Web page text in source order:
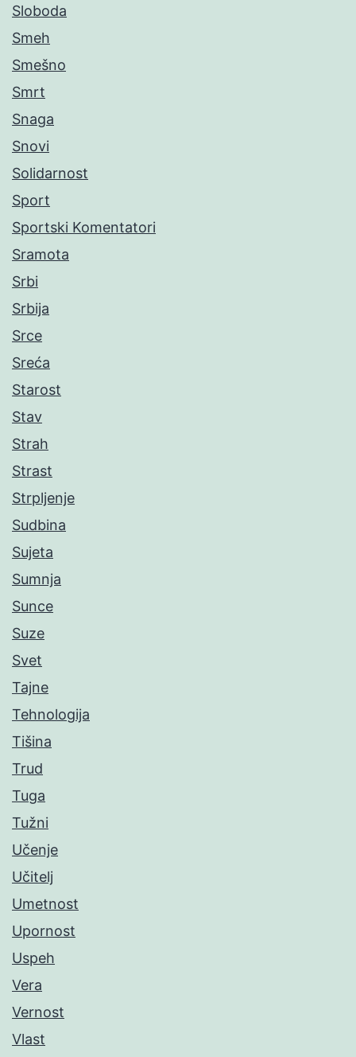
Sloboda
Smeh
Smešno
Smrt
Snaga
Snovi
Solidarnost
Sport
Sportski Komentatori
Sramota
Srbi
Srbija
Srce
Sreća
Starost
Stav
Strah
Strast
Strpljenje
Sudbina
Sujeta
Sumnja
Sunce
Suze
Svet
Tajne
Tehnologija
Tišina
Trud
Tuga
Tužni
Učenje
Učitelj
Umetnost
Upornost
Uspeh
Vera
Vernost
Vlast